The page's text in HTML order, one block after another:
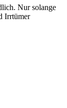
Nur solange
Irrtümer